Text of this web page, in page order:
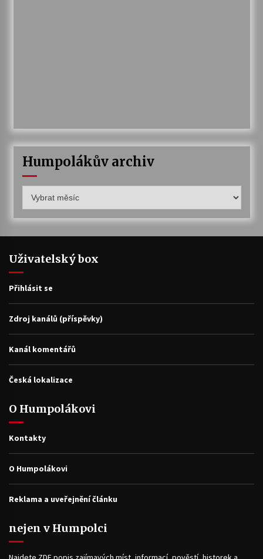
Humpolákův archiv
archiv
Uživatelský box
Přihlásit se
Zdroj kanálů (příspěvky)
Kanál komentářů
Česká lokalizace
O Humpolákovi
Kontakty
O Humpolákovi
Reklama a uveřejnění článku
nejen v Humpolci